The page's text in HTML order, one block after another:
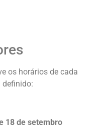
os horários de cada
definido:
18 de setembro